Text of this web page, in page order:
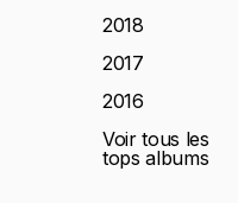
2018
2017
2016
Voir tous les
tops albums